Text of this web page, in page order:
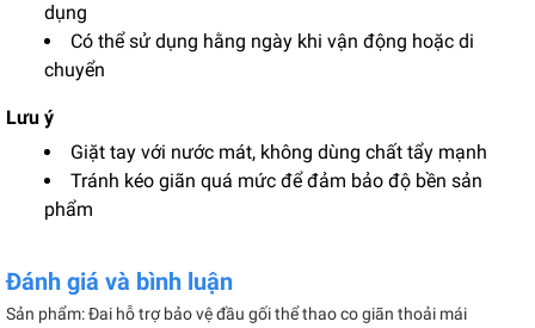
dụng
Có thể sử dụng hằng ngày khi vận động hoặc di
chuyển
Lưu ý
Giặt tay với nước mát, không dùng chất tẩy mạnh
Tránh kéo giãn quá mức để đảm bảo độ bền sản
phẩm
Đánh giá và bình luận
Sản phẩm: Đai hỗ trợ bảo vệ đầu gối thể thao co giãn thoải mái